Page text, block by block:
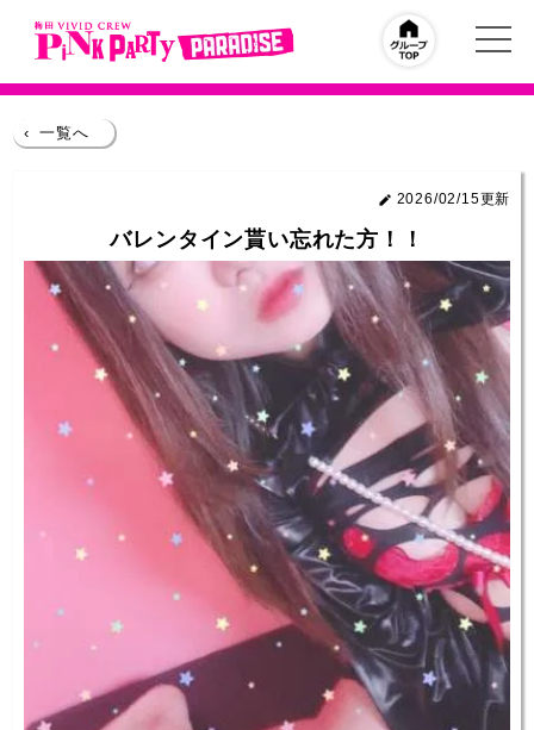
‹ 一覧へ
2026/02/15更新
バレンタイン貰い忘れた方！！